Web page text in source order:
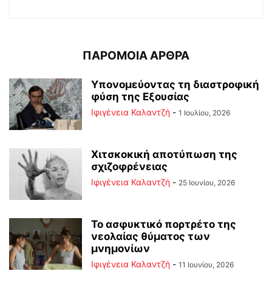
ΠΑΡΟΜΟΙΑ ΑΡΘΡΑ
Υπονομεύοντας τη διαστροφική
φύση της Εξουσίας
Ιφιγένεια Καλαντζή - 1 Ιουλίου, 2026
Χιτσκοκική αποτύπωση της
σχιζοφρένειας
Ιφιγένεια Καλαντζή - 25 Ιουνίου, 2026
Το ασφυκτικό πορτρέτο της
νεολαίας θύματος των
μνημονίων
Ιφιγένεια Καλαντζή - 11 Ιουνίου, 2026